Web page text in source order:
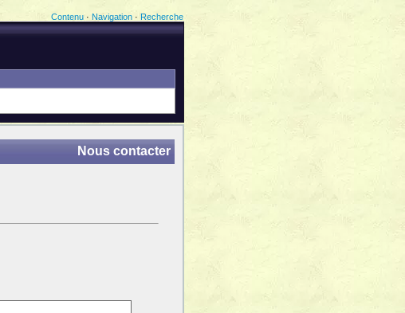
Contenu · Navigation · Recherche
Nous contacter